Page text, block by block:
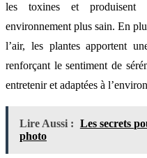
les toxines et produisent
environnement plus sain. En
l’air, les plantes apportent
renforçant le sentiment de
entretenir et adaptées à
Lire Aussi : Les secrets
photo